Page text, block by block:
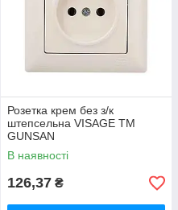
Розетка крем без з/к
штепсельна VISAGE ТМ
GUNSAN
В наявності
126,37 ₴